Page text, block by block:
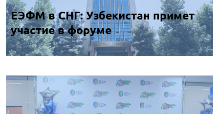
ЕЭФМ в СНГ: Узбекистан примет
участие в форуме